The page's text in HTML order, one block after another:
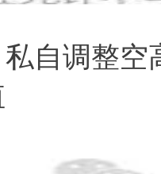
自调整空